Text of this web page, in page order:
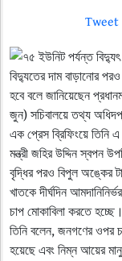
Tweet
বিদ্যুতের দাম বাড়ানোর
হবে বলে জানিয়েছেন
জুন) সচিবালয়ে তথ্য
এক প্রেস ব্রিফিংয়ে
মন্ত্রী জহির উদ্দিন স্বপন
বৃদ্ধির পরও বিপুল অঙ্কের
খাতকে দীর্ঘদিন
চাপ মোকাবিলা করতে হচ্ছে।
তিনি বলেন, জনগণের ওপর
হয়েছে এবং নিম্ন আয়ের